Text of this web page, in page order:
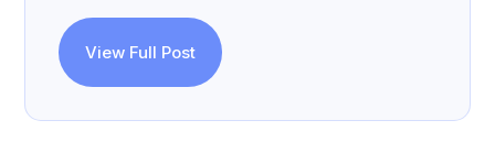
View Full Post